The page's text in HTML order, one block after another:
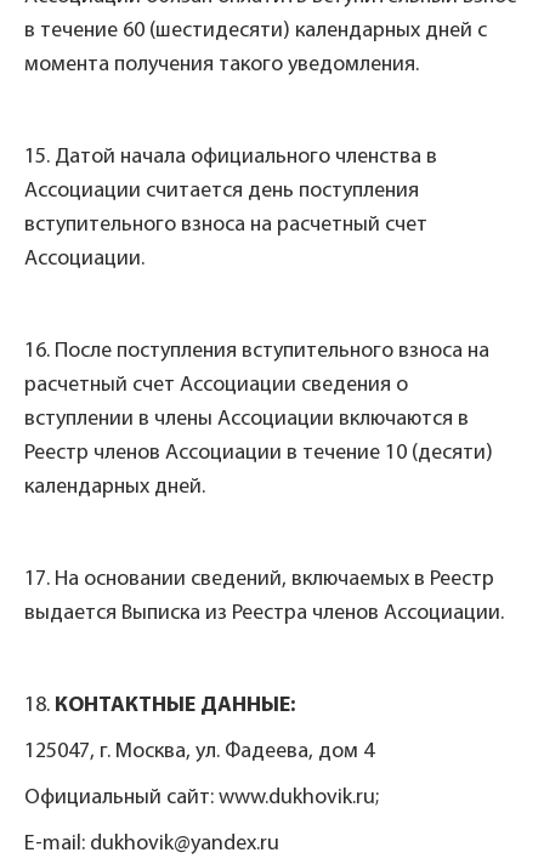
в течение 60 (шестидесяти) календарных дней с
момента получения такого уведомления.
15. Датой начала официального членства в
Ассоциации считается день поступления
вступительного взноса на расчетный счет
Ассоциации.
16. После поступления вступительного взноса на
расчетный счет Ассоциации сведения о
вступлении в члены Ассоциации включаются в
Реестр членов Ассоциации в течение 10 (десяти)
календарных дней.
17. На основании сведений, включаемых в Реестр
выдается Выписка из Реестра членов Ассоциации.
18. КОНТАКТНЫЕ ДАННЫЕ:
125047, г. Москва, ул. Фадеева, дом 4
Официальный сайт: www.dukhovik.ru;
E-mail: dukhovik@yandex.ru